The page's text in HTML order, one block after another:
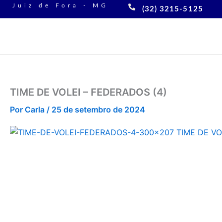
para
Juiz de Fora - MG (32) 3215-5125
TIME DE VOLEI – FEDERADOS (4)
Por Carla / 25 de setembro de 2024